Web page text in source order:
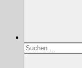
Suchen
nach: